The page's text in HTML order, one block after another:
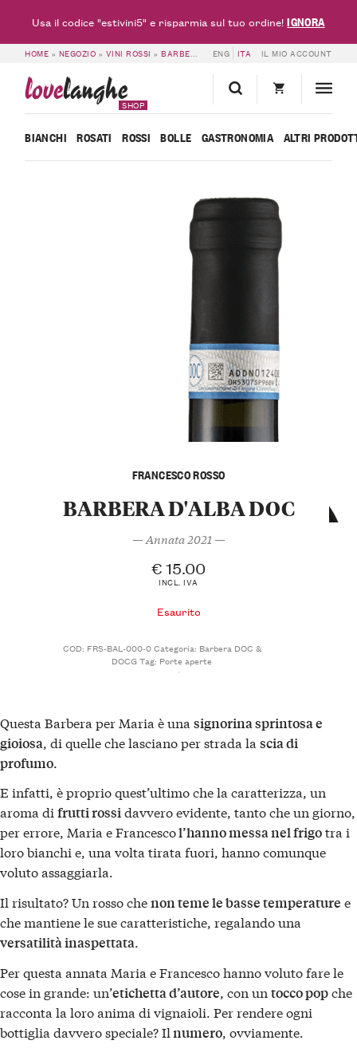
HOME » NEGOZIO » VINI ROSSI »BARBERA DOC & DOCG »BARBERA D’ALBA
ENG ITA IL MIO ACCOUNT
lovelanghe
SHOP
BIANCHI ROSATI ROSSI BOLLE GASTRONOMIA ALTRI
FRANCESCO ROSSO
BARBERA D'ALBA DOC
— Annata 2021 —
€ 15.00
INCL. IVA
Esaurito
COD: FRS-BAL-000-0Categoria: Barbera DOC &
DOCGTag: Porte aperte
Questa Barbera per Maria è una signorina sprintosa e
gioiosa, di quelle che lasciano per strada la scia di
profumo.
E infatti, è proprio quest’ultimo che la caratterizza, un
aroma di frutti rossidavvero evidente, tanto che un giorno,
per errore, Maria e Francescol’hanno messa nel frigotra i
loro bianchi e, una volta tirata fuori, hanno comunque
voluto assaggiarla.
Il risultato? Un rosso chenon teme le basse temperature e
che mantiene le sue caratteristiche, regalando una
versatilità inaspettata.
Per questa annata Maria e Francesco hanno voluto fare le
cose in grande: un’etichetta d’autore , con un tocco popche
racconta la loro anima di vignaioli. Per rendere ogni
bottiglia davvero speciale? Ilnumero , ovviamente.
Usa il codice "estivini5" e risparmia sul tuo ordine!IGNORA